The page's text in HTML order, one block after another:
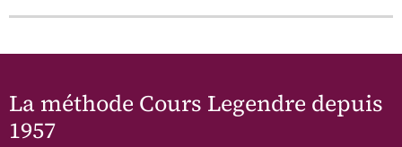
La méthode Cours Legendre depuis
1957